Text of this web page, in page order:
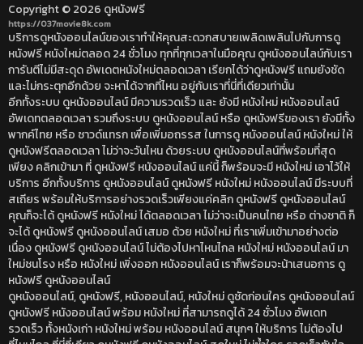
Copyright © 2026 ดูหนังฟรี
https://037movie8k.com
บริการดูหนังออนไลน์ของเราทำให้คุณสะดวกสบายเพลิดเพลินไปกับการดู
หนังฟรี หนังใหม่ตลอด 24 ชั่วโมง ทุกที่ทุกเวลาในมือคุณ ดูหนังออนไลน์กับเรา
การันตีไม่มีสะดุด อัพเดตหนังใหม่ตลอดเวลา เรียกได้ว่าดูหนังฟรี แถมยังชัด
และไม่กระตุกอีกด้วย จะหาได้จากที่ไหน อยู่กับเราที่นี่ที่เดียวเท่านั้น
อีกทั้งระบบ ดูหนังออนไลน์ มีความรวดเร็ว และ ยังมี หนังใหม่ หนังออนไลน์
อัพเดทตลอดเวลา รวมถึงระบบ ดูหนังออนไลน์ หรือ ดูหนังฟรีของเรา ยังมีทั้ง
พากค์ไทย หรือ ซาวด์แทรก เพื่อเพิ่มอถรรส ในการดู หนังออนไลน์ หนังใหม่ ให้
ดูหนังฟรีตลอดเวลา ไม่ว่าจะวันไหน ด้วยระบบ ดูหนังออนไลน์ที่พร้อมที่สุด
เพียง คลิกเข้ามา ที่ ดูหนังฟรี หนังออนไลน์ แค่นี้ ก็พร้อมจะมี หนังใหม่ เอาไว้ให้
บริการ อีกทั้งบริการ ดูหนังออนไลน์ ดูหนังฟรี หนังใหม่ หนังออนไลน์ มีระบบที่
สเถียร พร้อมให้บริการอย่างรวดเร็วเพียงแค่คลิก ดูหนังฟรี ดูหนังออนไลน์
คุณก็จะได้ ดูหนังฟรี หนังใหม่ ได้ตลอดเวลา ไม่ว่าจะเป็นคนไทย หรือ ต่างชาติ ก็
จะได้ ดูหนังฟรี ดูหนังออนไลน์ เสมอ ด้วย หนังใหม่ ที่เราเพิ่มเข้ามาอย่างต่อ
เนื่อง ดูหนังฟรี ดูหนังออนไลน์ ไม่ต้องไปหาไหนไกล หนังใหม่ หนังออนไลน์ มา
ใหม่ชนโรง หรือ หนังใหม่ เพิ่งออก หนังออนไลน์ เราก็พร้อมจะน้าเสนอการ ดู
หนังฟรี ดูหนังออนไลน์
ดูหนังออนไลน์, ดูหนังฟรี, หนังออนไลน์, หนังใหม่ ดูชัดก่อนใคร ดูหนังออนไลน์
ดูหนังฟรี หนังออนไลน์ พร้อม หนังใหม่ ที่สามารถดูได้ 24 ชั่วโมง อัพเดท
รวดเร็ว ทั้งหนังเก่า หนังใหม่ พร้อม หนังออนไลน์ สนุกๆ ให้บริการ ไม่ต้องไป